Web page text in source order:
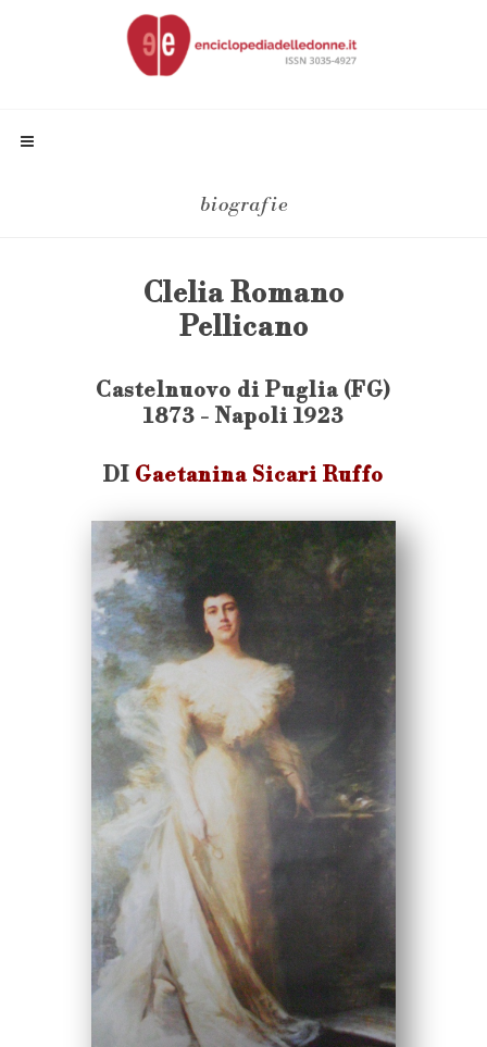
biografie
Clelia Romano
Pellicano
Castelnuovo di Puglia (FG)
1873 - Napoli 1923
DI Gaetanina Sicari Ruffo